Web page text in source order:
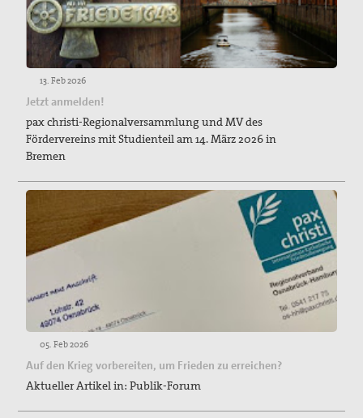
13. Feb 2026
Jetzt anmelden!
pax christi-Regionalversammlung und MV des
Fördervereins mit Studienteil am 14. März 2026 in
Bremen
05. Feb 2026
Auf den Krieg vorbereiten, um Frieden zu erreichen?
Aktueller Artikel in: Publik-Forum